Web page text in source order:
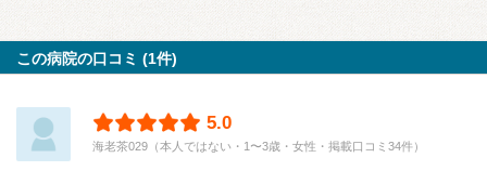
この病院の口コミ (1件)
5.0
海老茶029（本人ではない・1〜3歳・女性・掲載口コミ34件）